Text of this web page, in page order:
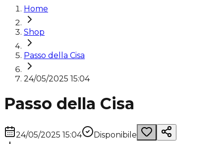
Home
Shop
Passo della Cisa
24/05/2025 15:04
Passo della Cisa
24/05/2025 15:04
Disponibile